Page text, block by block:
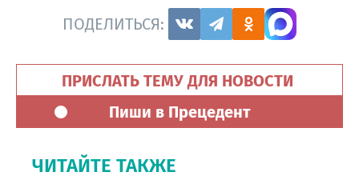
ПОДЕЛИТЬСЯ:
ПРИСЛАТЬ ТЕМУ ДЛЯ НОВОСТИ
Пиши в Прецедент
ЧИТАЙТЕ ТАКЖЕ